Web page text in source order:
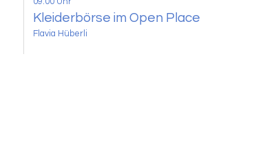
Kleiderbörse im Open Place
Flavia Hüberli